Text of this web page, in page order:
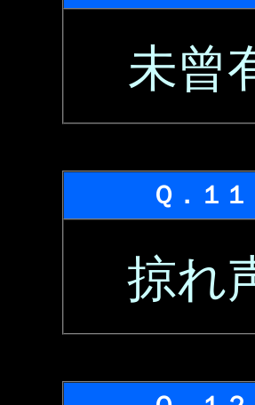
未曾
Ｑ．１１
掠れ